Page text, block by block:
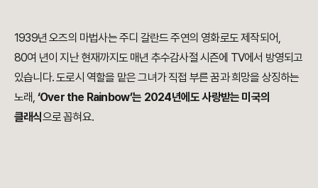
1939년 오즈의 마법사는 주디 갈란드 주연의 영화로도 제작되어,
80여 년이 지난 현재까지도 매년 추수감사절 시즌에 TV에서 방영되고
있습니다. 도로시 역할을 맡은 그녀가 직접 부른 꿈과 희망을 상징하는
노래, ‘Over the Rainbow’는 2024년에도 사랑받는 미국의
클래식으로 꼽혀요.